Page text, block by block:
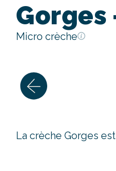
Gorges
Micro crèche
La crèche Gorges